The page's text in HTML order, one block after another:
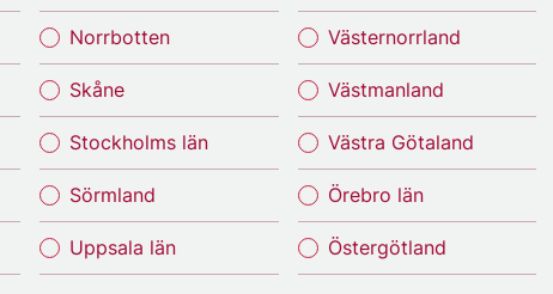
Norrbotten
Skåne
Stockholms län
Sörmland
Uppsala län
Västernorrland
Västmanland
Västra Götaland
Örebro län
Östergötland